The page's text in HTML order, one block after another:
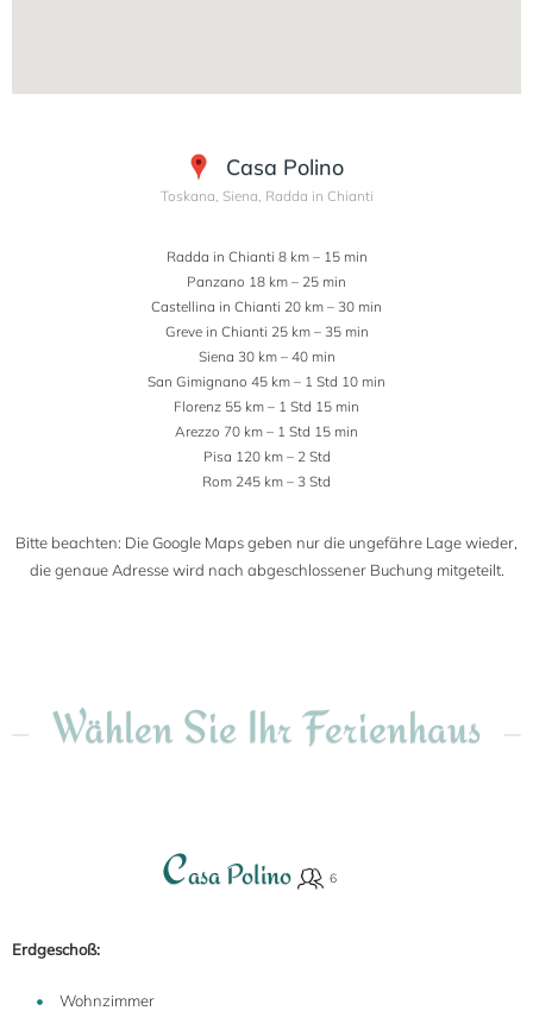
Casa Polino
Toskana, Siena, Radda in Chianti
Radda in Chianti 8 km – 15 min
Panzano 18 km – 25 min
Castellina in Chianti 20 km – 30 min
Greve in Chianti 25 km – 35 min
Siena 30 km – 40 min
San Gimignano 45 km – 1 Std 10 min
Florenz 55 km – 1 Std 15 min
Arezzo 70 km – 1 Std 15 min
Pisa 120 km – 2 Std
Rom 245 km – 3 Std
Bitte beachten: Die Google Maps geben nur die ungefähre Lage wieder,
die genaue Adresse wird nach abgeschlossener Buchung mitgeteilt.
Wählen Sie Ihr Ferienhaus
Casa Polino
Erdgeschoß:
Wohnzimmer